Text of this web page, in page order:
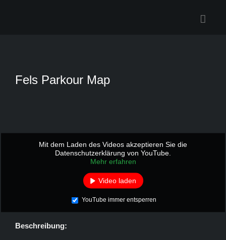
Fels Parkour Map
Mit dem Laden des Videos akzeptieren Sie die
Datenschutzerklärung von YouTube.
Mehr erfahren
Video laden
YouTube immer entsperren
Beschreibung: